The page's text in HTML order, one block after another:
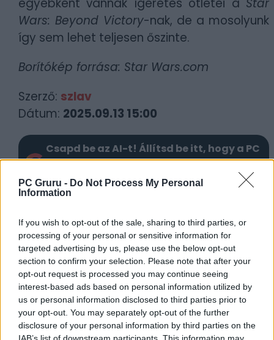
PC Gruru - Do Not Process My Personal
Information
If you wish to opt-out of the sale, sharing to third parties, or
processing of your personal or sensitive information for
targeted advertising by us, please use the below opt-out
section to confirm your selection. Please note that after your
opt-out request is processed you may continue seeing
interest-based ads based on personal information utilized by
us or personal information disclosed to third parties prior to
your opt-out. You may separately opt-out of the further
disclosure of your personal information by third parties on the
egyébként vannak ígéretes ötletei a Star
Wars: Beyond Victory-nak, de a mosolyunk
így sem lehet teljesen őszinte.
Borítókép forrása: Star Wars.com
Szerző: szlav
Dátum: 2025.09.13 15:00
Csapd be az AI-t! Állítsd be itt, hogy a PC
Guru tartalmairól véletlenül se maradj le
a Google-ben.
KAPCSOLÓDÓ HÍREK
Elkezdődött a Star Wars: Starfighter
forgatása, nem Ryan Gosling az egyetlen
filmcsillag a fedélzeten
Mindjárt itt a Star Wars sorozat, amiben
Obi-Wan Kenobi és Darth Revan
puszipajtások